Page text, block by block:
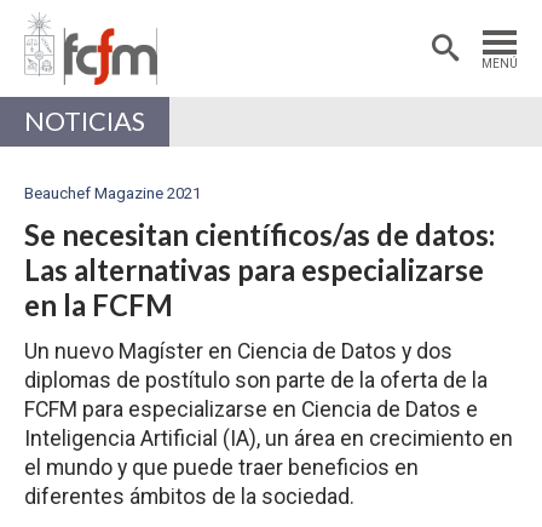
MENÚ
Estudiantes
Académicas/os
NOTICIAS
Beauchef Magazine 2021
Se necesitan científicos/as de datos:
Las alternativas para especializarse
en la FCFM
Un nuevo Magíster en Ciencia de Datos y dos
diplomas de postítulo son parte de la oferta de la
FCFM para especializarse en Ciencia de Datos e
Inteligencia Artificial (IA), un área en crecimiento en
el mundo y que puede traer beneficios en
diferentes ámbitos de la sociedad.